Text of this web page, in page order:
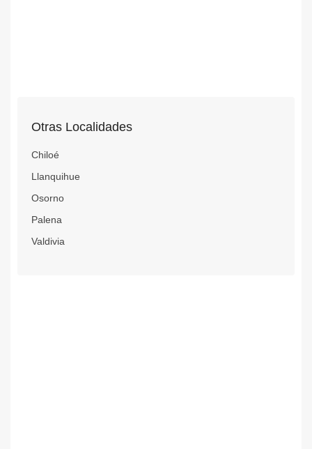
Otras Localidades
Chiloé
Llanquihue
Osorno
Palena
Valdivia